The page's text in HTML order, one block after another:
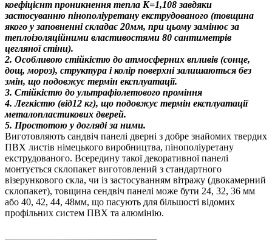
коефіцієнт проникнення тепла К=1,108 завдяки
застосуванню пінополіуретану екструдованого (товщина
якого у заповненні складає 20мм, при цьому замінює за
теплоізоляційними властивостями 80 сантиметрів
цегляної стіни).
2. Особливою стійкістю до атмосферних впливів (сонце,
дощ, мороз), структура і колір поверхні залишаються без
змін, що подовжує термін експлуатації.
3. Стійкістю до ультрафіолетового проміння
4. Легкістю (від12 кг), що подовжує термін експлуатації
металопластикових дверей.
5. Простотою у догляді за ними.
Виготовляють сандвіч панелі дверні з добре знайомих твердих
ПВХ листів німецького виробництва, пінополіуретану
екструдованого. Всередину такої декоративної панелі
монтується склопакет виготовлений з стандартного
візерункового скла, чи із застосуванням вітражу (двокамерний
склопакет), товщина сендвіч панелі може бути 24, 32, 36 мм
або 40, 42, 44, 48мм, що пасують для більшості відомих
профільних систем ПВХ та алюмінію.